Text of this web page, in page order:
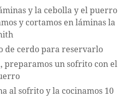
y la cebolla y el puerro
y cortamos en láminas la
de cerdo para reservarlo
preparamos un sofrito con el
al sofrito y la cocinamos 10